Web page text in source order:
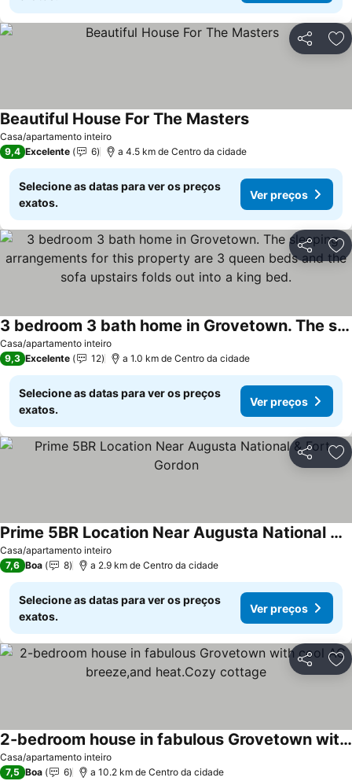
Partilhar
Casa/apartamento inteiro
Beautiful House For The Masters
9,4 Excelente 6 a 4.5 km de Centro da cidade
Selecione as datas para ver os preços
exatos.
Ver preços
Partilhar
Casa/apartamento inteiro
3 bedroom 3 bath home in Grovetown. The sleeping arrangements for this property are 3 queen beds and the sofa upstairs folds out into a king bed.
9,3 Excelente 12 a 1.0 km de Centro da cidade
Selecione as datas para ver os preços
exatos.
Ver preços
Partilhar
Casa/apartamento inteiro
Prime 5BR Location Near Augusta National & Fort Gordon
7,6 Boa 8 a 2.9 km de Centro da cidade
Selecione as datas para ver os preços
exatos.
Ver preços
Partilhar
Casa/apartamento inteiro
2-bedroom house in fabulous Grovetown with cool AC breeze,and heat.Cozy cottage
7,5 Boa 6 a 10.2 km de Centro da cidade